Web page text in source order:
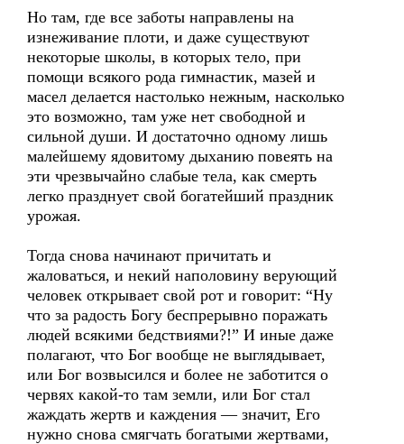
Но там, где все заботы направлены на
изнеживание плоти, и даже существуют
некоторые школы, в которых тело, при
помощи всякого рода гимнастик, мазей и
масел делается настолько нежным, насколько
это возможно, там уже нет свободной и
сильной души. И достаточно одному лишь
малейшему ядовитому дыханию повеять на
эти чрезвычайно слабые тела, как смерть
легко празднует свой богатейший праздник
урожая.
Тогда снова начинают причитать и
жаловаться, и некий наполовину верующий
человек открывает свой рот и говорит: “Ну
что за радость Богу беспрерывно поражать
людей всякими бедствиями?!” И иные даже
полагают, что Бог вообще не выглядывает,
или Бог возвысился и более не заботится о
червях какой-то там земли, или Бог стал
жаждать жертв и каждения — значит, Его
нужно снова смягчать богатыми жертвами,